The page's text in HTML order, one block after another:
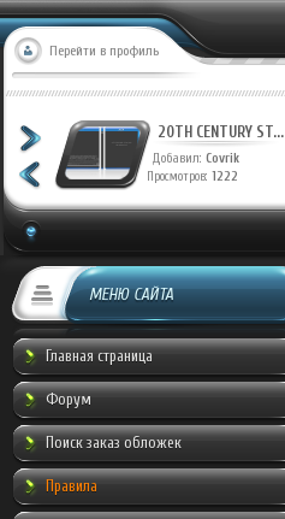
Перейти в профиль
20TH CENTURY ST...
Добавил: Covrik
Просмотров: 1222
МЕНЮ САЙТА
Главная страница
Форум
Поиск заказ обложек
Правила